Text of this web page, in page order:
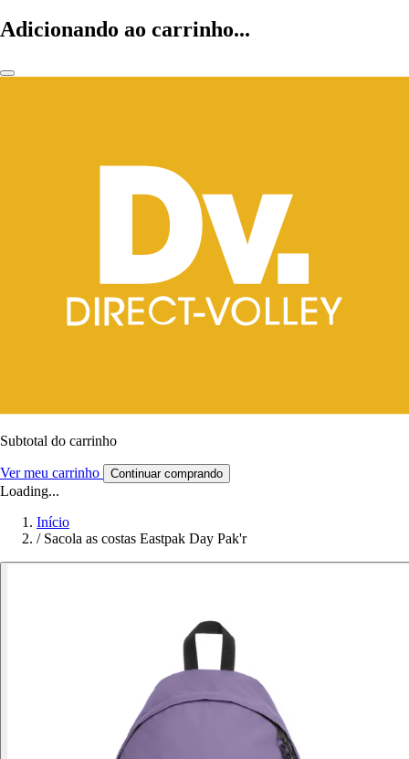
Adicionando ao carrinho...
Subtotal do carrinho
Ver meu carrinho Continuar comprando
Loading...
Início
/ Sacola as costas Eastpak Day Pak'r